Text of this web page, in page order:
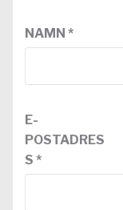
NAMN *
E-
POSTADRES
S *